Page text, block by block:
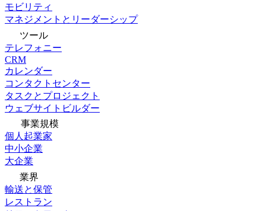
モビリティ
マネジメントとリーダーシップ
ツール
テレフォニー
CRM
カレンダー
コンタクトセンター
タスクとプロジェクト
ウェブサイトビルダー
事業規模
個人起業家
中小企業
大企業
業界
輸送と保管
レストラン